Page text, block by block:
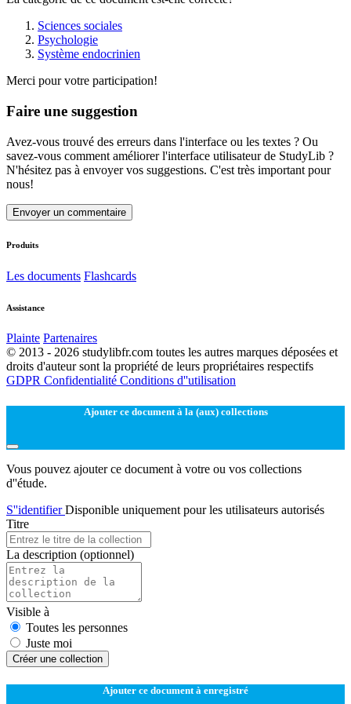
Sciences sociales
Psychologie
Système endocrinien
Merci pour votre participation!
Faire une suggestion
Avez-vous trouvé des erreurs dans l'interface ou les textes ? Ou
savez-vous comment améliorer l'interface utilisateur de StudyLib ?
N'hésitez pas à envoyer vos suggestions. C'est très important pour
nous!
Envoyer un commentaire
Produits
Les documents Flashcards
Assistance
Plainte Partenaires
© 2013 - 2026 studylibfr.com toutes les autres marques déposées et
droits d'auteur sont la propriété de leurs propriétaires respectifs
GDPR Confidentialité Conditions d''utilisation
Ajouter ce document à la (aux) collections
Vous pouvez ajouter ce document à votre ou vos collections
d''étude.
S''identifierDisponible uniquement pour les utilisateurs autorisés
Titre
La description (optionnel)
Visible à
Toutes les personnes
Juste moi
Créer une collection
Ajouter ce document à enregistré